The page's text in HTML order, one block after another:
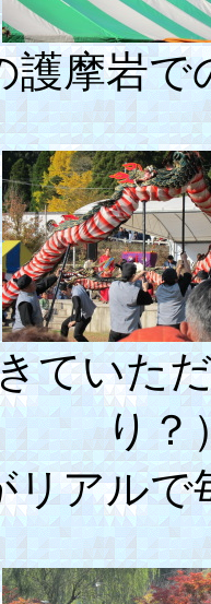
護摩岩で
ていた
り？
リアルで